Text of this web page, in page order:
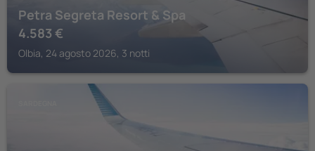
Petra Segreta Resort & Spa
4.583 €
Olbia, 24 agosto 2026, 3 notti